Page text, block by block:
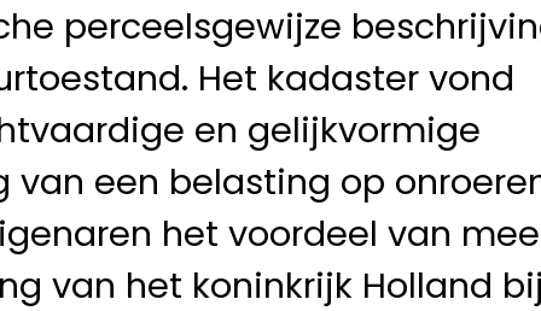
perceelsgewijze
Het kadaster vond
en gelijkvormige
een belasting op
het voordeel van
van het koninkrijk Holland